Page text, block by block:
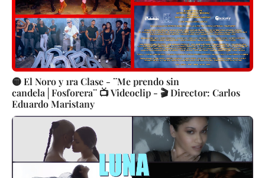
🟡 El Noro y 1ra Clase - ¨Me prendo sin
candela│Fosforera¨ 📺 Videoclip - 🎬 Director: Carlos
Eduardo Maristany